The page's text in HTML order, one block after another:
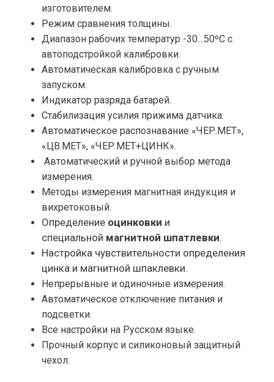
изготовителем.
Режим сравнения толщины.
Диапазон рабочих температур -30…50ºС с
автоподстройкой калибровки.
Автоматическая калибровка с ручным
запуском.
Индикатор разряда батарей.
Стабилизация усилия прижима датчика.
Автоматическое распознавание «ЧЕР.МЕТ»,
«ЦВ.МЕТ», «ЧЕР.МЕТ+ЦИНК».
Автоматический и ручной выбор метода
измерения.
Методы измерения магнитная индукция и
вихретоковый.
Определение оцинковки и
специальной магнитной шпатлевки.
Настройка чувствительности определения
цинка и магнитной шпаклевки.
Непрерывные и одиночные измерения.
Автоматическое отключение питания и
подсветки.
Все настройки на Русском языке.
Прочный корпус и силиконовый защитный
чехол.